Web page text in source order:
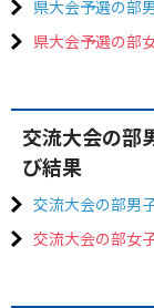
県大会予選の部
県大会予選の部
交流大会の
び結果
交流大会の部男
交流大会の部女